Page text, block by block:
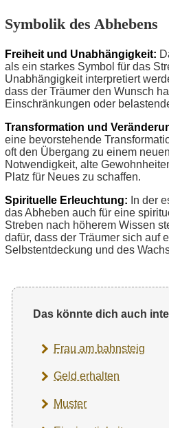
Symbolik des Abhebens
Freiheit und Unabhängigkeit:
als ein starkes Symbol für das
Unabhängigkeit interpretiert
dass der Träumer den Wunsch
Einschränkungen oder
Transformation und
eine bevorstehende
oft den Übergang zu einem
Notwendigkeit, alte
Platz für Neues zu schaffen.
Spirituelle Erleuchtung: In der
das Abheben auch für eine
Streben nach höherem Wissen
dafür, dass der Träumer sich auf
Selbstentdeckung und des
Das könnte dich auch
Frau am bahnsteig
Geld erhalten
Muster